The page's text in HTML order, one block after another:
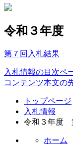
令和３年度
第７回入札結果
入札情報の目次ペ
コンテンツ本文の
トップページ
入札情報
令和３年度
ホーム